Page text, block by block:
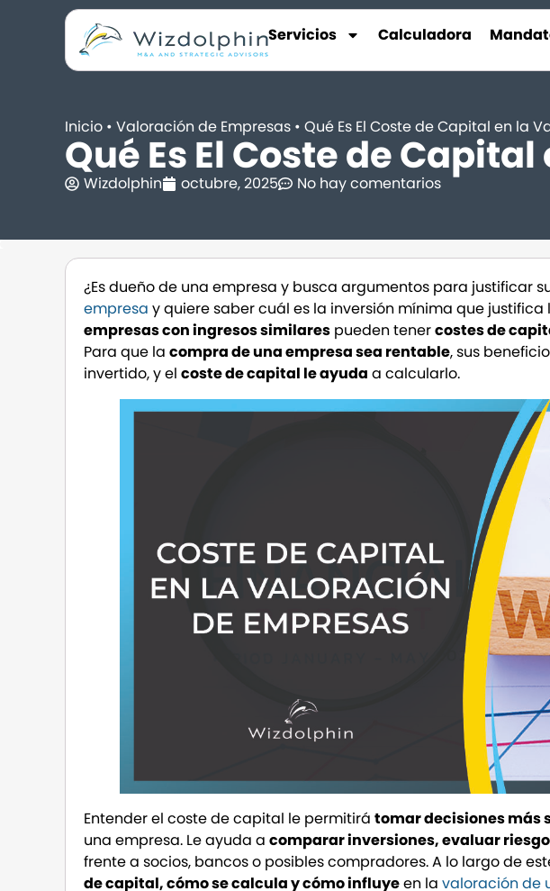
Servicios Calculadora
Inicio • Valoración de Empresas • Qué Es El Coste de Capital en la
Qué Es El Coste de
Wizdolphin octubre, 2025 No hay comentarios
¿Es dueño de una empresa y busca argumentos para justificar
empresa y quiere saber cuál es la inversión mínima que
empresas con ingresos similares pueden tenercostes de
Para que la compra de una empresa sea rentable, sus
invertido, y el coste de capital le ayuda a calcularlo.
Entender el coste de capital le permitirá tomar decisiones más
una empresa. Le ayuda a comparar inversiones, evaluar
frente a socios, bancos o posibles compradores. A lo largo de
de capital, cómo se calcula y cómo influyeen la valoración de